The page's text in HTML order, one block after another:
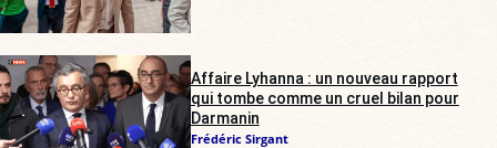
Affaire Lyhanna : un nouveau rapport
qui tombe comme un cruel bilan pour
Darmanin
Frédéric Sirgant